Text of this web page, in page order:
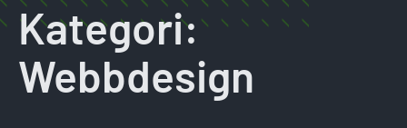
Kategori:
Webbdesign